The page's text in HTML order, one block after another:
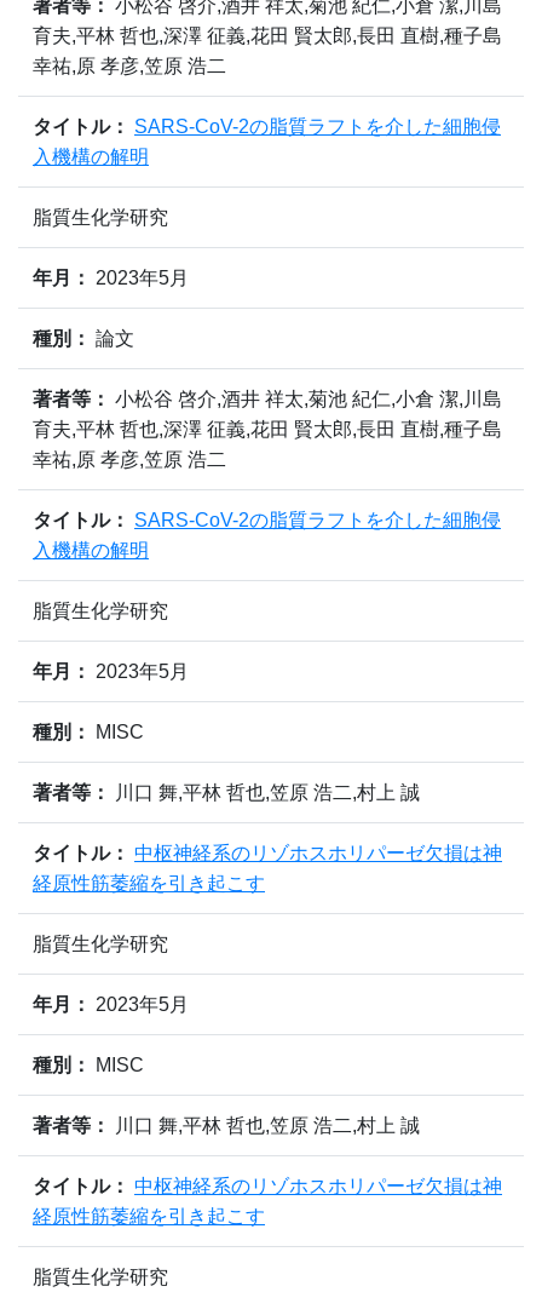
著者等： 小松谷 啓介,酒井 祥太,菊池 紀仁,小倉 潔,川島
育夫,平林 哲也,深澤 征義,花田 賢太郎,長田 直樹,種子島
幸祐,原 孝彦,笠原 浩二
タイトル：
SARS-CoV-2の脂質ラフトを介した細胞侵
入機構の解明
脂質生化学研究
年月： 2023年5月
種別： 論文
著者等： 小松谷 啓介,酒井 祥太,菊池 紀仁,小倉 潔,川島
育夫,平林 哲也,深澤 征義,花田 賢太郎,長田 直樹,種子島
幸祐,原 孝彦,笠原 浩二
タイトル：
SARS-CoV-2の脂質ラフトを介した細胞侵
入機構の解明
脂質生化学研究
年月： 2023年5月
種別： MISC
著者等： 川口 舞,平林 哲也,笠原 浩二,村上 誠
タイトル： 中枢神経系のリゾホスホリパーゼ欠損は神
経原性筋萎縮を引き起こす
脂質生化学研究
年月： 2023年5月
種別： MISC
著者等： 川口 舞,平林 哲也,笠原 浩二,村上 誠
タイトル： 中枢神経系のリゾホスホリパーゼ欠損は神
経原性筋萎縮を引き起こす
脂質生化学研究